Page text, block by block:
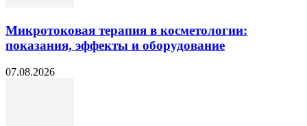
Микротоковая терапия в косметологии:
показания, эффекты и оборудование
07.08.2026